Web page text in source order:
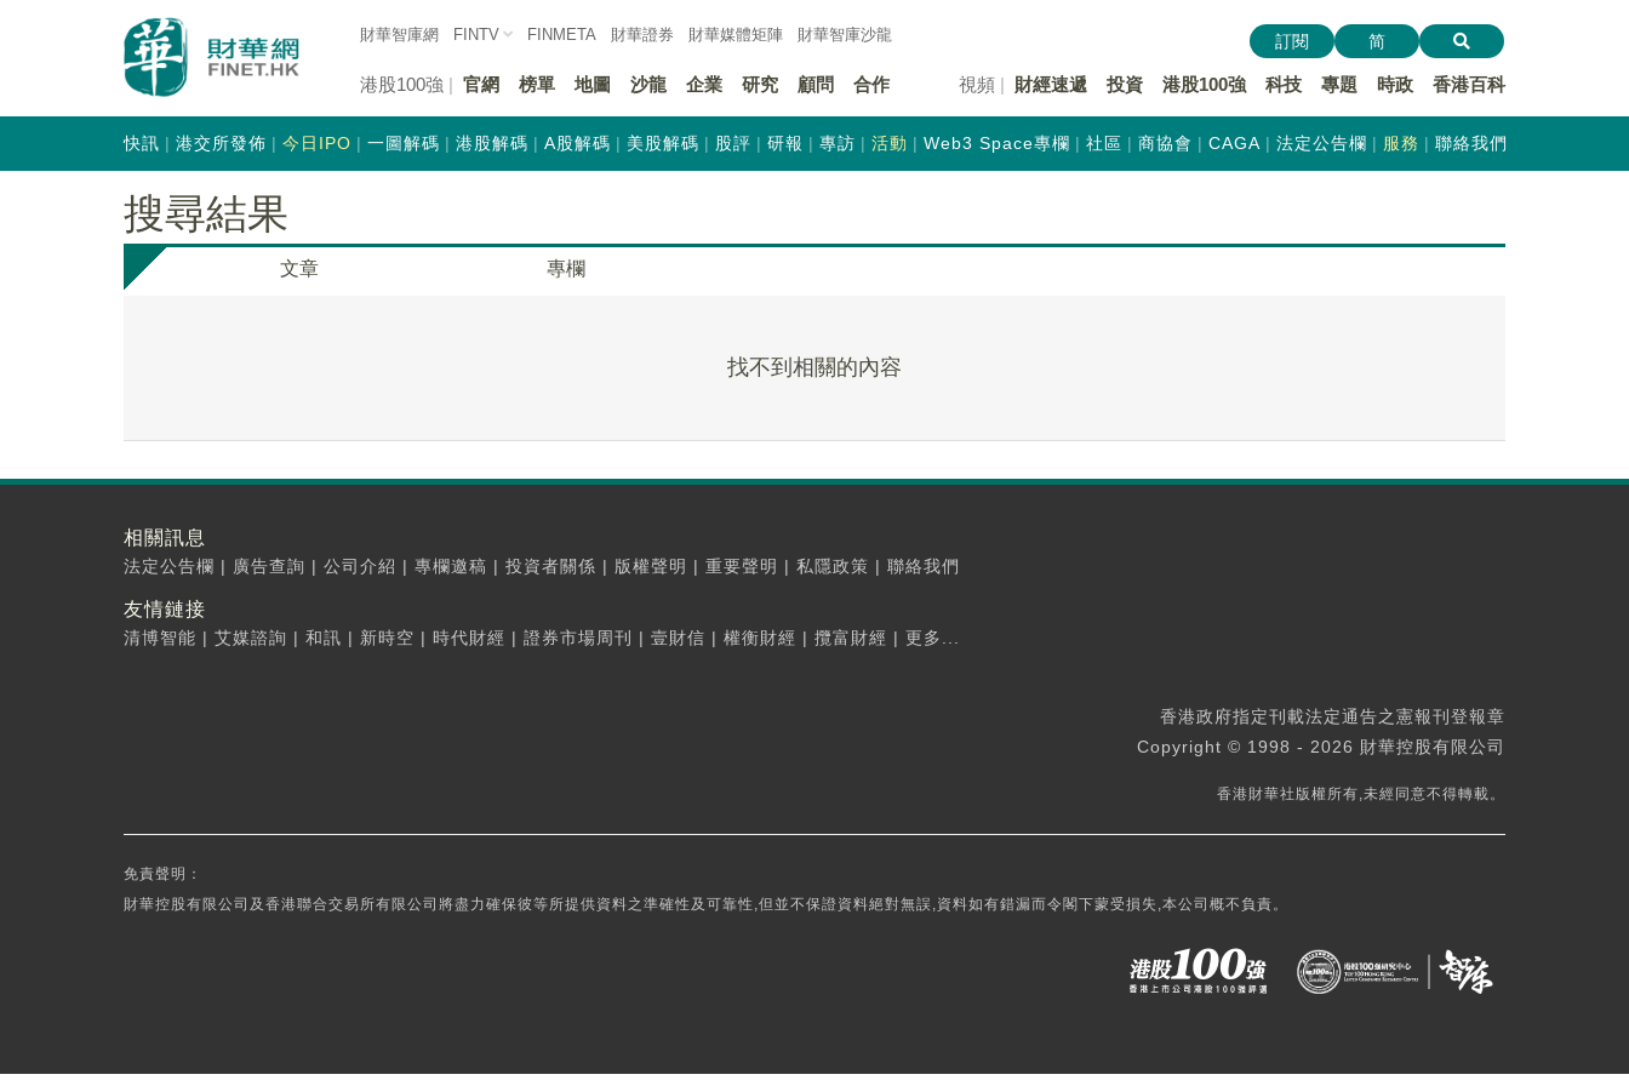
財華智庫網 FINTV FINMETA 財華證券 財華媒體矩陣 財華智庫沙龍
港股100強 官網 榜單 地圖 沙龍 企業 研究 顧問 合作 視頻 財經速遞 投資 港股100強 科技 專題 時政 香港百科
訂閱 简
快訊 港交所發佈 今日IPO 一圖解碼 港股解碼 A股解碼 美股解碼 股評 研報 專訪 活動 Web3 Space專欄 社區 商協會 CAGA 法定公告欄 服務 聯絡我們
搜尋結果
文章 專欄
找不到相關的內容
相關訊息
法定公告欄 | 廣告查詢 | 公司介紹 | 專欄邀稿 | 投資者關係 | 版權聲明 | 重要聲明 | 私隱政策 | 聯絡我們
友情鏈接
清博智能 | 艾媒諮詢 | 和訊 | 新時空 | 時代財經 | 證券市場周刊 | 壹財信 | 權衡財經 | 攬富財經 | 更多...
香港政府指定刊載法定通告之憲報刊登報章
Copyright © 1998 - 2026 財華控股有限公司
香港財華社版權所有,未經同意不得轉載。
免責聲明：
財華控股有限公司及香港聯合交易所有限公司將盡力確保彼等所提供資料之準確性及可靠性,但並不保證資料絕對無誤,資料如有錯漏而令閣下蒙受損失,本公司概不負責。